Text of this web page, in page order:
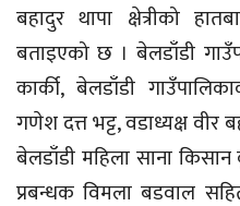
बहादुर थापा क्षेत्रीको
बताइएको छ । बेलडाँडी
कार्की, बेलडाँडी
गणेश दत्त भट्ट, वडाध्यक्ष वीर
बेलडाँडी महिला साना
प्रबन्धक विमला बडवाल